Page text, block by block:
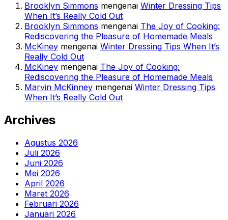
Brooklyn Simmons mengenai Winter Dressing Tips
When It’s Really Cold Out
Brooklyn Simmons mengenai The Joy of Cooking:
Rediscovering the Pleasure of Homemade Meals
McKiney mengenai Winter Dressing Tips When It’s
Really Cold Out
McKiney mengenai The Joy of Cooking:
Rediscovering the Pleasure of Homemade Meals
Marvin McKinney mengenai Winter Dressing Tips
When It’s Really Cold Out
Archives
Agustus 2026
Juli 2026
Juni 2026
Mei 2026
April 2026
Maret 2026
Februari 2026
Januari 2026